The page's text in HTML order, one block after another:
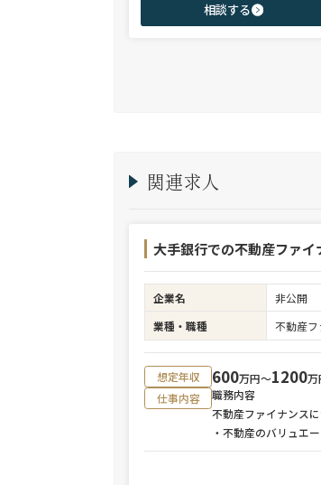
ックまで、幅広いポジションで100名以上の
ご支援実績を誇る。また、首都圏に加え、関
相談する
関連求人
大手銀行での不動産ファ
企業名 非公開
業種・職種
不動産
想定年収 600万円〜1200万
仕事内容
職務内容
不動産ファイナンス
・不動産のバリュエ